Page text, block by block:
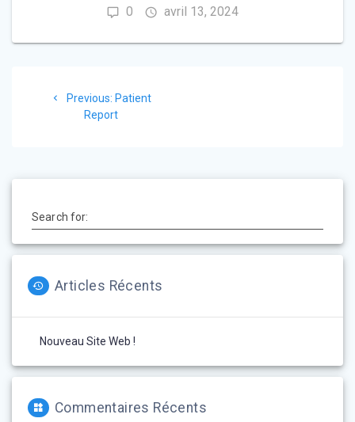
0 avril 13, 2024
Previous: Previous
post:
Patient
Report
Search for:
Articles Récents
Nouveau Site Web !
Commentaires Récents